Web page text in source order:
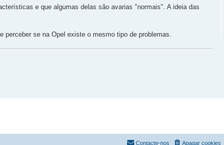
e que algumas delas são avarias "normais". A ideia das
perceber se na Opel existe o mesmo tipo de problemas.
Apagar cookies
Contacte-nos